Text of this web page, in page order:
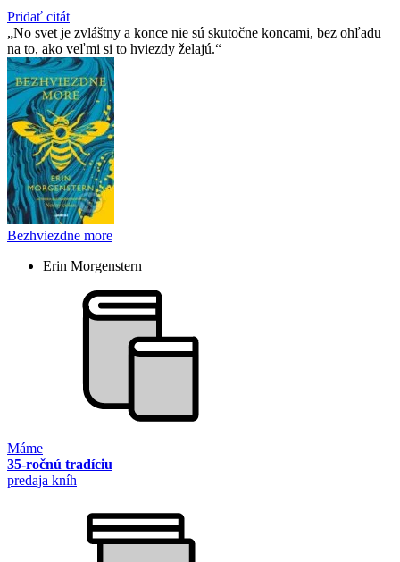
Pridať citát
No svet je zvláštny a konce nie sú skutočne koncami, bez ohľadu
na to, ako veľmi si to hviezdy želajú.
Bezhviezdne more
Erin Morgenstern
Máme
35-ročnú tradíciu
predaja kníh